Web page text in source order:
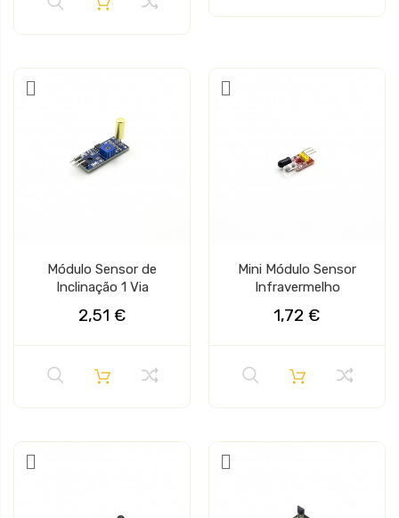
Módulo Sensor de
Inclinação 1 Via
2,51 €
Mini Módulo Sensor
Infravermelho
1,72 €